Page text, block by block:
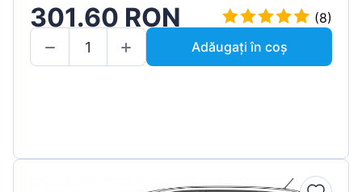
301.60 RON
(8)
Adăugați în coș